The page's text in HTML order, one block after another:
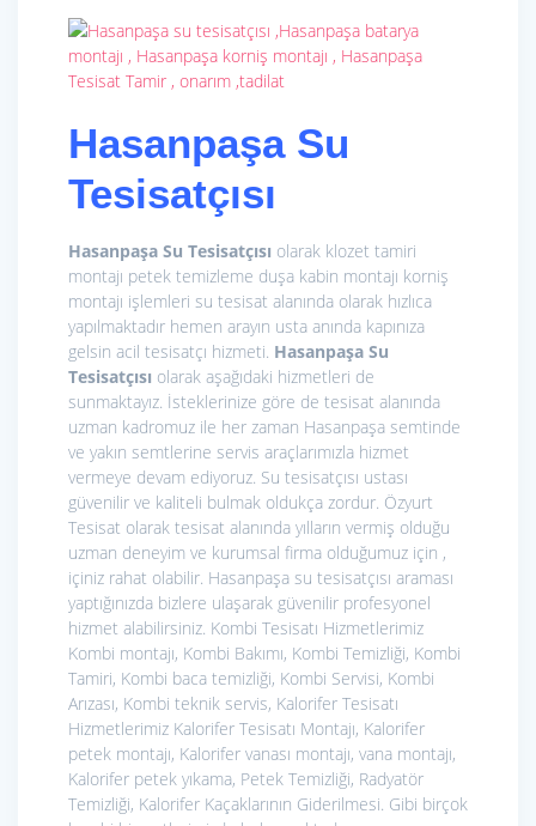
Hasanpaşa Su
Tesisatçısı
Hasanpaşa Su Tesisatçısı olarak klozet tamiri
montajı petek temizleme duşa kabin montajı korniş
montajı işlemleri su tesisat alanında olarak hızlıca
yapılmaktadır hemen arayın usta anında kapınıza
gelsin acil tesisatçı hizmeti. Hasanpaşa Su
Tesisatçısı olarak aşağıdaki hizmetleri de
sunmaktayız. İsteklerinize göre de tesisat alanında
uzman kadromuz ile her zaman Hasanpaşa semtinde
ve yakın semtlerine servis araçlarımızla hizmet
vermeye devam ediyoruz. Su tesisatçısı ustası
güvenilir ve kaliteli bulmak oldukça zordur. Özyurt
Tesisat olarak tesisat alanında yılların vermiş olduğu
uzman deneyim ve kurumsal firma olduğumuz için ,
içiniz rahat olabilir. Hasanpaşa su tesisatçısı araması
yaptığınızda bizlere ulaşarak güvenilir profesyonel
hizmet alabilirsiniz. Kombi Tesisatı Hizmetlerimiz
Kombi montajı, Kombi Bakımı, Kombi Temizliği, Kombi
Tamiri, Kombi baca temizliği, Kombi Servisi, Kombi
Arızası, Kombi teknik servis, Kalorifer Tesisatı
Hizmetlerimiz Kalorifer Tesisatı Montajı, Kalorifer
petek montajı, Kalorifer vanası montajı, vana montajı,
Kalorifer petek yıkama, Petek Temizliği, Radyatör
Temizliği, Kalorifer Kaçaklarının Giderilmesi. Gibi birçok